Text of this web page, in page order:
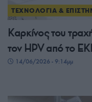
ΤΕΧΝΟΛΟΓΙΑ &
Καρκίνος του
τον HPV από το
14/06/2026 - 9:14μμ